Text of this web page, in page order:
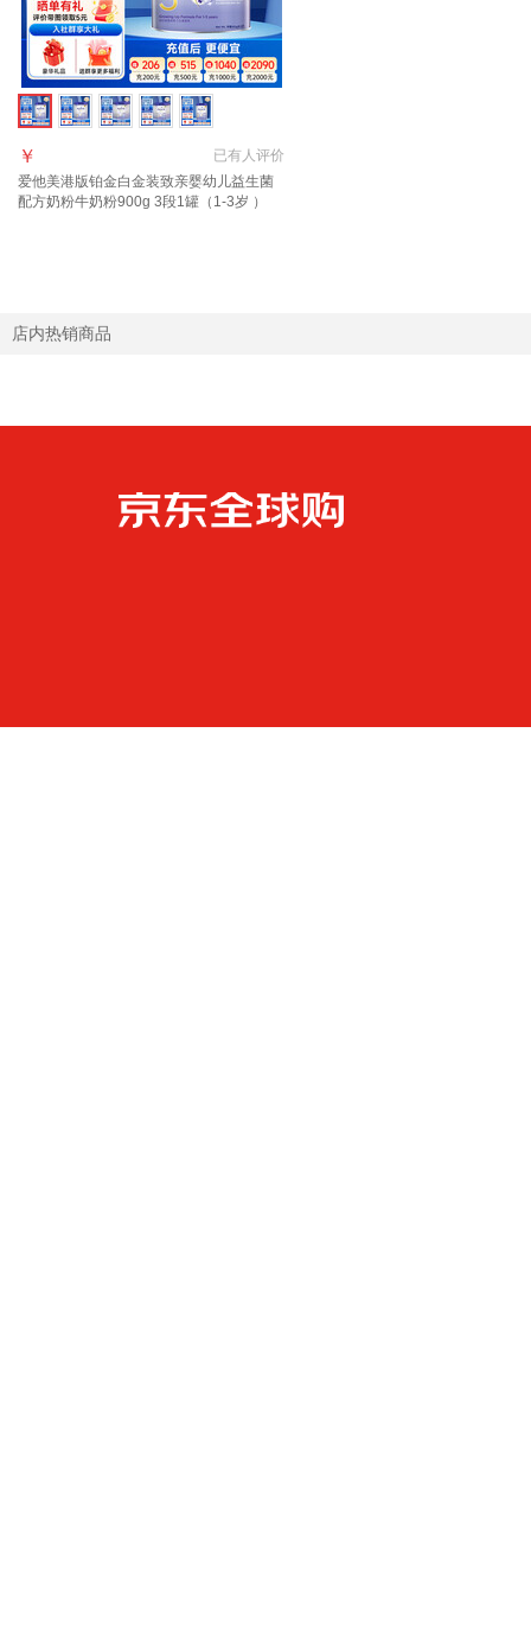
已有人评价
￥
爱他美港版铂金白金装致亲婴幼儿益生菌
配方奶粉牛奶粉900g 3段1罐（1-3岁 ）
店内热销商品